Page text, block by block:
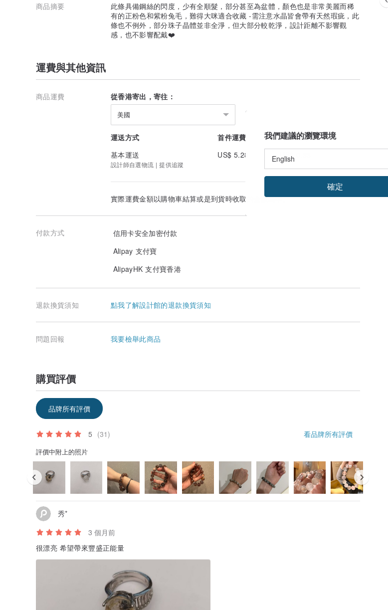
商品摘要
此條具備鋼絲的閃度，少有全順髮，部分甚至為盆體，顏色也是非常美麗而稀
有的正粉色和紫粉兔毛，難得大咪適合收藏 -需注意水晶皆會帶有天然瑕疵，此
條也不例外，部分珠子晶體並非全淨，但大部分較乾淨，設計距離不影響觀
感，也不影響配戴❤️
運費與其他資訊
商品運費 從香港寄出，寄往：
美國
運送方式 首件運費
續件加收
基本運送
US$ 5.28 US$ 0.33
設計師自選物流 | 提供追蹤
實際運費金額以購物車結算或是到貨時收取的金額為準。
付款方式
信用卡安全加密付款
Alipay 支付寶
AlipayHK 支付寶香港
退款換貨須知 點我了解設計館的退款換貨須知
問題回報 我要檢舉此商品
購買評價
品牌所有評價
5 (31) 看品牌所有評價
評價中附上的照片
秀*
3 個月前
很漂亮 希望帶來豐盛正能量
我們建議的瀏覽環境
確定